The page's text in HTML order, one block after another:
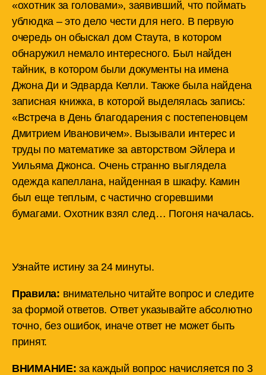
«охотник за головами», заявивший, что поймать
ублюдка – это дело чести для него. В первую
очередь он обыскал дом Стаута, в котором
обнаружил немало интересного. Был найден
тайник, в котором были документы на имена
Джона Ди и Эдварда Келли. Также была найдена
записная книжка, в которой выделялась запись:
«Встреча в День благодарения с постепеновцем
Дмитрием Ивановичем». Вызывали интерес и
труды по математике за авторством Эйлера и
Уильяма Джонса. Очень странно выглядела
одежда капеллана, найденная в шкафу. Камин
был еще теплым, с частично сгоревшими
бумагами. Охотник взял след… Погоня началась.
Узнайте истину за 24 минуты.
Правила: внимательно читайте вопрос и следите
за формой ответов. Ответ указывайте абсолютно
точно, без ошибок, иначе ответ не может быть
принят.
ВНИМАНИЕ: за каждый вопрос начисляется по 3